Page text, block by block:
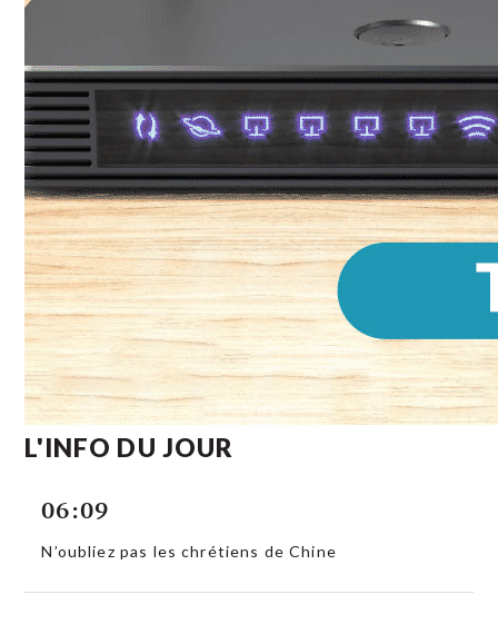
L'INFO DU JOUR
06:09
N’oubliez pas les chrétiens de Chine